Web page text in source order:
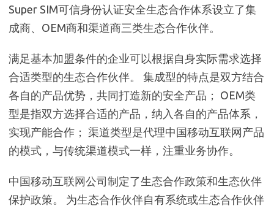
Super SIM可信身份认证安全生态合作体系设立了集
成商、OEM商和渠道商三类生态合作伙伴。
满足基本加盟条件的企业可以根据自身实际需求选择
合适类型的生态合作伙伴。 集成型的特点是双方结合
各自的产品优势，共同打造新的安全产品； OEM类
型是指双方选择合适的产品，纳入各自的产品体系，
实现产能合作； 渠道类型是代理中国移动互联网产品
的模式，与传统渠道模式一样，注重业务协作。
中国移动互联网公司制定了生态合作政策和生态伙伴
保护政策。 为生态合作伙伴自有系统或生态合作伙伴